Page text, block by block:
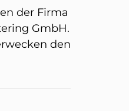
der Firma
GmbH.
den